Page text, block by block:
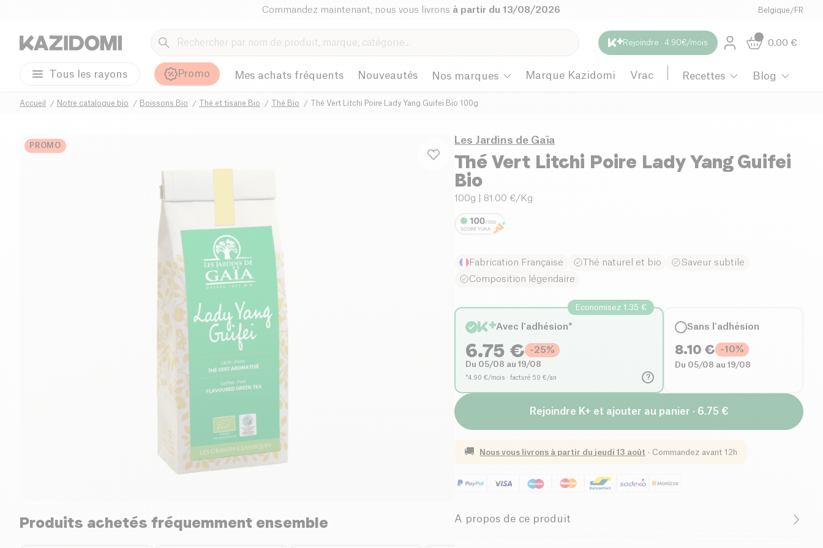
Commandez maintenant, nous vous livrons à partir du 13/08/2026 Belgique /FR
Rejoindre · 4.90€/mois 0.00 €
Tous les rayons Promo Mes achats fréquents Nouveautés Nos marques Marque Kazidomi Vrac Recettes Blog
Accueil Notre catalogue bio Boissons Bio Thé et tisane Bio Thé Bio Thé Vert Litchi Poire Lady Yang Guifei Bio 100g
PROMO
Produits achetés fréquemment ensemble
Les Jardins de Gaïa
Thé Vert Litchi Poire Lady Yang Guifei
Bio
100g | 81.00 €/Kg
Fabrication Française Thé naturel et bio
Saveur subtile
Composition légendaire
?
Economisez 1.35 €
Avec l'adhésion*
6.75 € -25%
Du 05/08 au 19/08
*4.90 €/mois · facturé 59 €/an
Sans l'adhésion
8.10 € -10%
Du 05/08 au 19/08
Rejoindre K+ et ajouter au panier · 6.75 €
🚚 Nous vous livrons à partir du jeudi 13 août · Commandez avant 12h
A propos de ce produit